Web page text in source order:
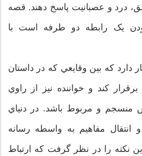
درد و عصبانيت پاسخ دهند. قصه
يک رابطه دو طرفه است با
دارد که بين وقايعي که در داستان
کند و خواننده نيز از راوي
منسجم و مربوط باشد. در دنياي
انتقال مفاهيم به واسطه رسانه
نکته را در نظر گرفت که ارتباط